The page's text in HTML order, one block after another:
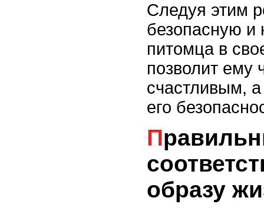
Следуя этим
безопасную и
питомца в
позволит ему
счастливым,
его
Правильный выбор питомца,
образу